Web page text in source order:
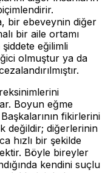
bir ebeveynin diğer
bir aile ortamı
eğilimli
olmuştur ya da
Boyun eğme
fikirlerini
değildir; diğerlerinin
hızlı bir şekilde
Böyle bireyler
kendini suçlu